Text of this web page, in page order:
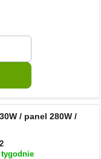
/ panel 280W /
tygodnie